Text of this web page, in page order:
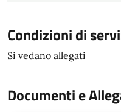
Condizioni di
Si vedano allegati
Documenti e